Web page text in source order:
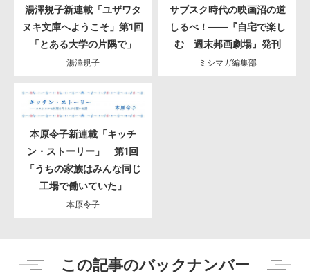
湯澤規子新連載「ユザワタ
ヌキ文庫へようこそ」第1回
「とある大学の片隅で」
湯澤規子
サブスク時代の映画沼の道
しるべ！――『自宅で楽し
む 週末邦画劇場』発刊
ミシマガ編集部
本原令子新連載「キッチ
ン・ストーリー」 第1回
「うちの家族はみんな同じ
工場で働いていた」
本原令子
この記事のバックナンバー